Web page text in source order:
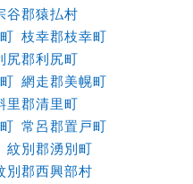
谷郡猿払村
枝幸郡枝幸町
尻郡利尻町
網走郡美幌町
里郡清里町
常呂郡置戸町
紋別郡湧別町
別郡西興部村